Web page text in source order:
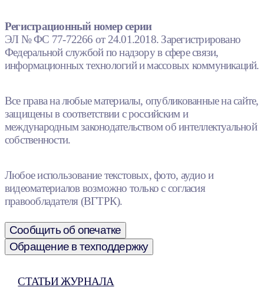
Регистрационный номер серии
ЭЛ № ФС 77-72266 от 24.01.2018. Зарегистрировано
Федеральной службой по надзору в сфере связи,
информационных технологий и массовых коммуникаций.
Все права на любые материалы, опубликованные на сайте,
защищены в соответствии с российским и
международным законодательством об интеллектуальной
собственности.
Любое использование текстовых, фото, аудио и
видеоматериалов возможно только с согласия
правообладателя (ВГТРК).
Сообщить об опечатке
Обращение в техподдержку
СТАТЬИ ЖУРНАЛА